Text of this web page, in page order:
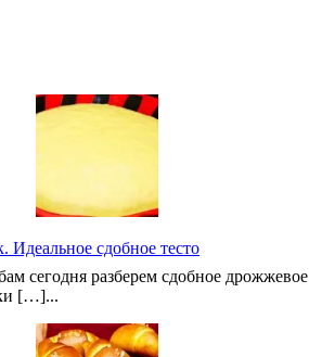
Идеальное сдобное тесто
сегодня разберем сдобное дрожжевое
[…]...